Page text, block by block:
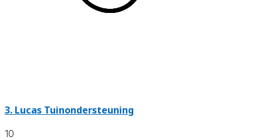
3. Lucas Tuinondersteuning
10